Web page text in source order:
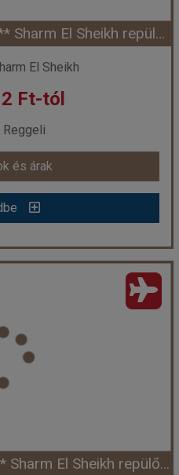
08-11 | 7 éj
Ft-tól
és árak
FALCON NAAMA STAR *** Sharm El Sheikh repülővel
El Sheikh
Ft-tól
Reggeli
és árak
Sharm El Sheikh repülővel
El Sheikh
Repülővel
Reggeli
szoba, kertre néző
08-11 | 7 éj CORAL HILLS SHARM *** Sharm El Sheikh repülővel